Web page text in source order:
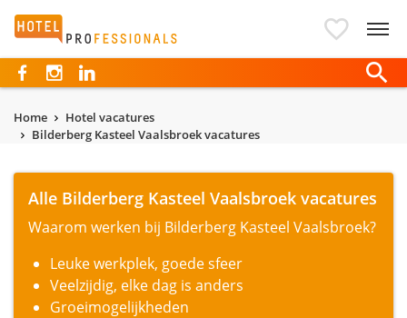
Hotelprofessionals
Home
Hotel vacatures
Bilderberg Kasteel Vaalsbroek vacatures
Alle Bilderberg Kasteel Vaalsbroek vacatures
Waarom werken bij Bilderberg Kasteel Vaalsbroek?
Leuke werkplek, goede sfeer
Veelzijdig, elke dag is anders
Groeimogelijkheden